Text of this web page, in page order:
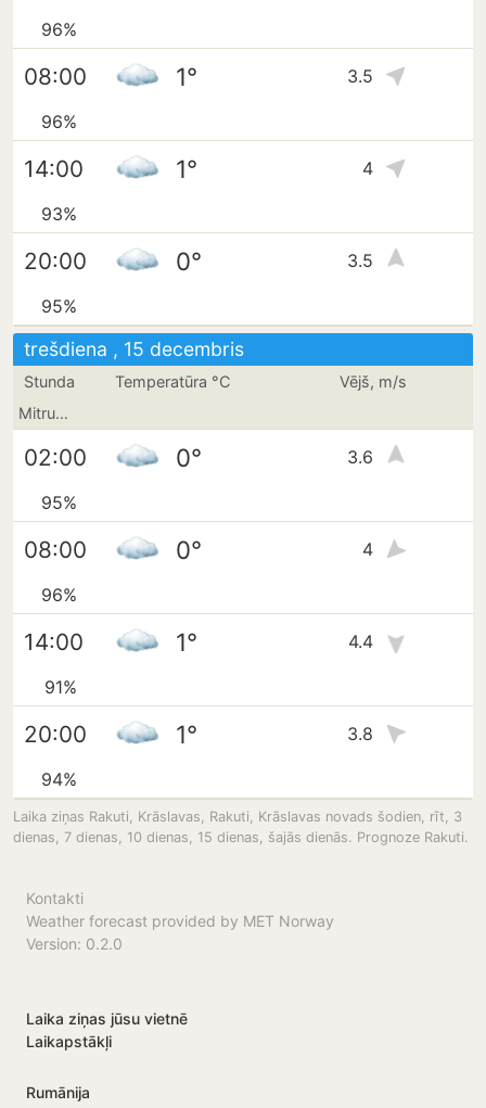
96%
08:00 1° 3.5
96%
14:00 1° 4
93%
20:00 0° 3.5
95%
trešdiena , 15 decembris
Stunda Temperatūra °C
Vējš, m/s
Mitrums
02:00 0° 3.6
95%
08:00 0° 4
96%
14:00 1° 4.4
91%
20:00 1° 3.8
94%
Laika ziņas Rakuti, Krāslavas, Rakuti, Krāslavas novads šodien, rīt, 3
dienas, 7 dienas, 10 dienas, 15 dienas, šajās dienās. Prognoze Rakuti.
Kontakti
Weather forecast provided by MET Norway
Version: 0.2.0
Laika ziņas jūsu vietnē
Laikapstākļi
Rumānija